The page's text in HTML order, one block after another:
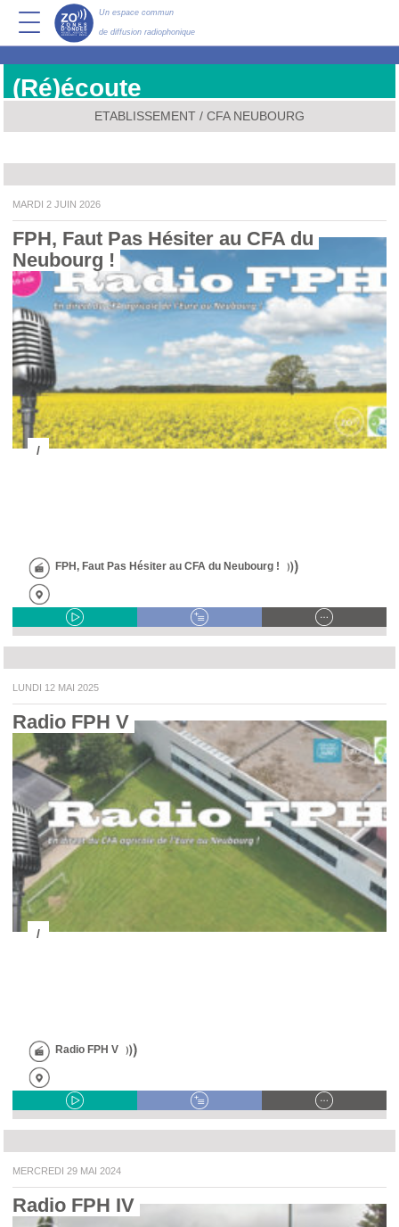
Un espace commun
de diffusion radiophonique
(Ré)écoute
ETABLISSEMENT / CFA NEUBOURG
MARDI 2 JUIN 2026
FPH, Faut Pas Hésiter au CFA du
Neubourg !
/
FPH, Faut Pas Hésiter au CFA du Neubourg !
LUNDI 12 MAI 2025
Radio FPH V
/
Radio FPH V
MERCREDI 29 MAI 2024
Radio FPH IV